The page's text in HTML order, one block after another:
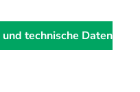
technische Daten